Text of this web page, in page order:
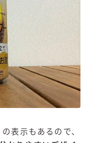
表示もあるので、